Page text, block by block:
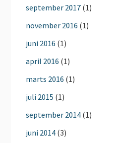
september 2017 (1)
november 2016 (1)
juni 2016 (1)
april 2016 (1)
marts 2016 (1)
juli 2015 (1)
september 2014 (1)
juni 2014 (3)